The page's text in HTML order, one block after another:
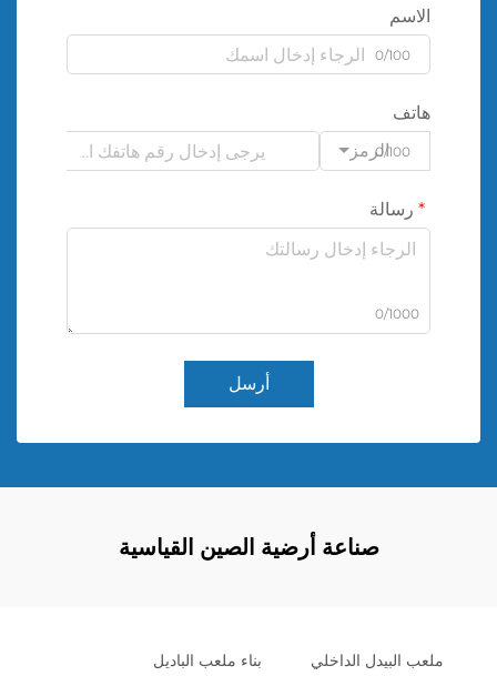
الاسم
0/100
هاتف
الرمز0/100
رسالة
0/1000
أرسل
صناعة أرضية الصين القياسية
ملعب البيدل الداخلي بناء ملعب الباديل